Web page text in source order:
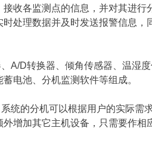
收各监测点的信息，并对其进
处理数据并及时发送报警信息
A/D转换器、倾角传感器、温湿
电池、分机监测软件等组成。
统的分机可以根据用户的实际需
增加其它主机设备，只需要作相